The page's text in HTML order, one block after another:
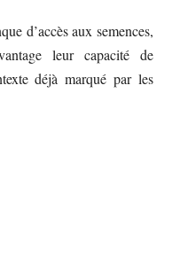
d’accès aux semences,
leur capacité de
déjà marqué par les